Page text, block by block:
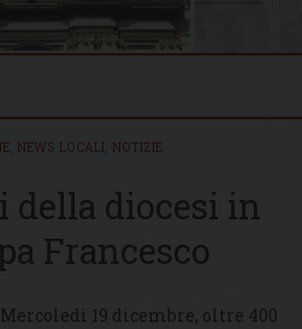
NEWS LOCALI NOTIZIE
della diocesi in
Francesco
Mercoledì 19 dicembre, oltre 400